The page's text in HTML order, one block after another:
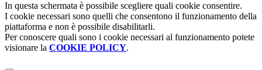
In questa schermata è possibile scegliere quali cookie consentire.
I cookie necessari sono quelli che consentono il funzionamento della
piattaforma e non è possibile disabilitarli.
Per conoscere quali sono i cookie necessari al funzionamento potete
visionare la COOKIE POLICY.